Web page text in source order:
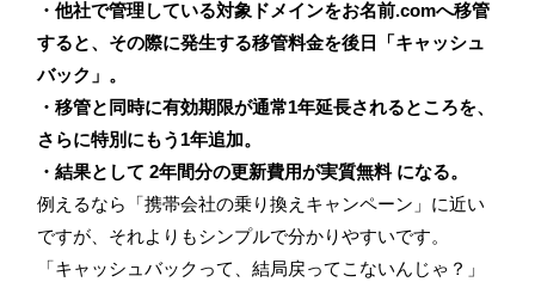
・他社で管理している対象ドメインをお名前.comへ移管
すると、その際に発生する移管料金を後日「キャッシュ
バック」。
・移管と同時に有効期限が通常1年延長されるところを、
さらに特別にもう1年追加。
・結果として 2年間分の更新費用が実質無料 になる。
例えるなら「携帯会社の乗り換えキャンペーン」に近い
ですが、それよりもシンプルで分かりやすいです。
「キャッシュバックって、結局戻ってこないんじゃ？」